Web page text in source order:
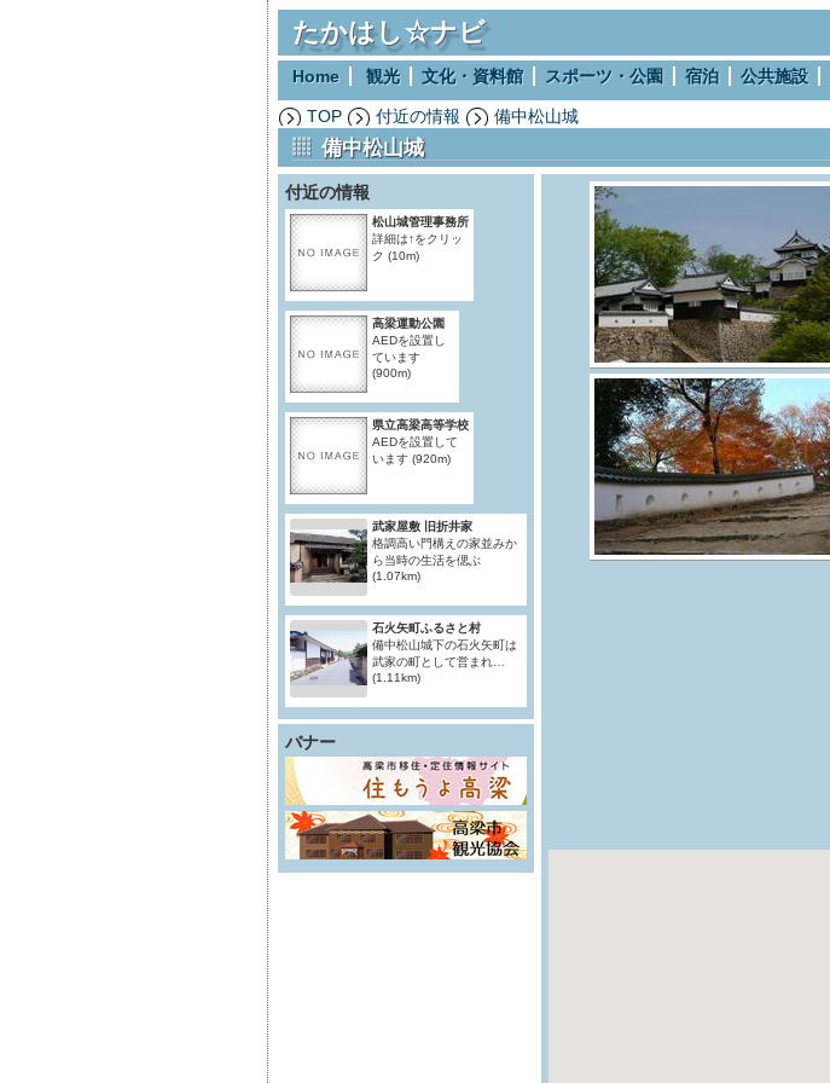
たかはし☆ナビ
Home 観光 文化・資料館 スポーツ・公園 宿泊 公共施設
TOP 付近の情報 備中松山城
備中松山城
付近の情報
松山城管理事務所
詳細は↑をクリッ
ク (10m)
高梁運動公園
AEDを設置し
ています
(900m)
県立高梁高等学校
AEDを設置して
います (920m)
武家屋敷 旧折井家
格調高い門構えの家並みか
ら当時の生活を偲ぶ
(1.07km)
石火矢町ふるさと村
備中松山城下の石火矢町は
武家の町として営まれ…
(1.11km)
バナー